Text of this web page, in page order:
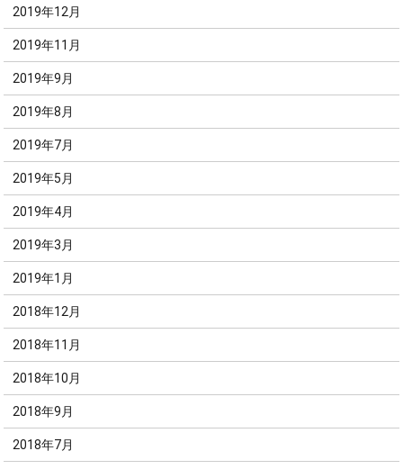
2019年12月
2019年11月
2019年9月
2019年8月
2019年7月
2019年5月
2019年4月
2019年3月
2019年1月
2018年12月
2018年11月
2018年10月
2018年9月
2018年7月